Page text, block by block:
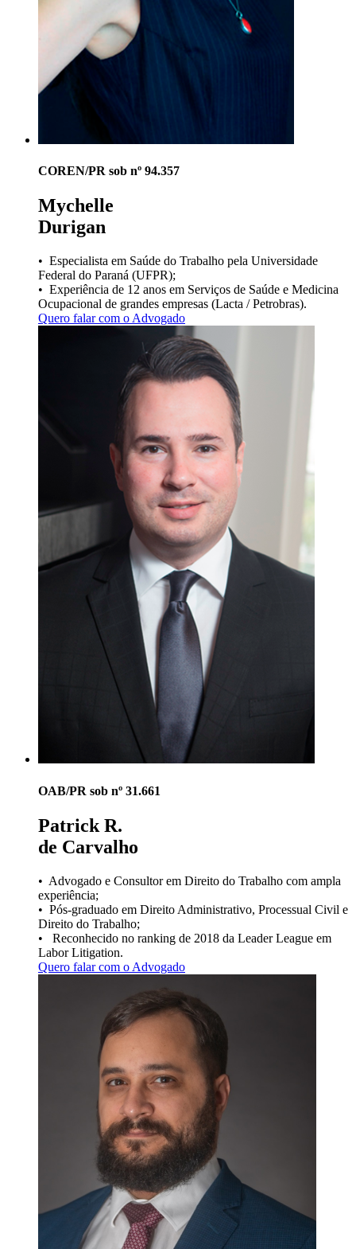
COREN/PR sob nº 94.357
Mychelle
Durigan
• Especialista em Saúde do Trabalho pela Universidade
Federal do Paraná (UFPR);
• Experiência de 12 anos em Serviços de Saúde e Medicina
Ocupacional de grandes empresas (Lacta / Petrobras).
Quero falar com o Advogado
OAB/PR sob nº 31.661
Patrick R.
de Carvalho
• Advogado e Consultor em Direito do Trabalho com ampla
experiência;
• Pós-graduado em Direito Administrativo, Processual Civil e
Direito do Trabalho;
• Reconhecido no ranking de 2018 da Leader League em
Labor Litigation.
Quero falar com o Advogado